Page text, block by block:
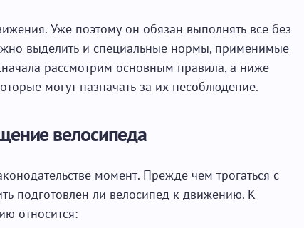
Уже поэтому он обязан выполнять все без
выделить и специальные нормы, применимые
рассмотрим основным правила, а ниже
могут назначать за их несоблюдение.
велосипеда
момент. Прежде чем трогаться с
подготовлен ли велосипед к движению. К
относится: